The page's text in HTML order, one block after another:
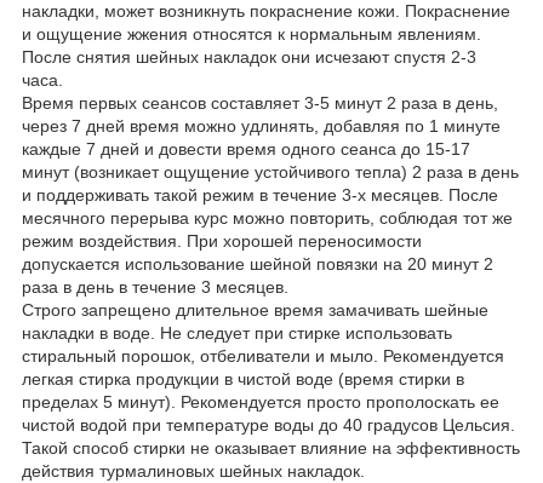
накладки, может возникнуть покраснение кожи. Покраснение
и ощущение жжения относятся к нормальным явлениям.
После снятия шейных накладок они исчезают спустя 2-3
часа.
Время первых сеансов составляет 3-5 минут 2 раза в день,
через 7 дней время можно удлинять, добавляя по 1 минуте
каждые 7 дней и довести время одного сеанса до 15-17
минут (возникает ощущение устойчивого тепла) 2 раза в день
и поддерживать такой режим в течение 3-х месяцев. После
месячного перерыва курс можно повторить, соблюдая тот же
режим воздействия. При хорошей переносимости
допускается использование шейной повязки на 20 минут 2
раза в день в течение 3 месяцев.
Строго запрещено длительное время замачивать шейные
накладки в воде. Не следует при стирке использовать
стиральный порошок, отбеливатели и мыло. Рекомендуется
легкая стирка продукции в чистой воде (время стирки в
пределах 5 минут). Рекомендуется просто прополоскать ее
чистой водой при температуре воды до 40 градусов Цельсия.
Такой способ стирки не оказывает влияние на эффективность
действия турмалиновых шейных накладок.